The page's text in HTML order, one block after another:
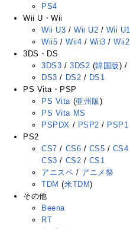
PS4
Wii U・Wii
Wii U3 /Wii U2 / Wii U1
Wii5 /Wii4 / Wii3 /Wii2
3DS・DS
3DS3 /3DS2 (韓国版) /
DS3 / DS2 / DS1
PS Vita・PSP
PS Vita (亜州版)
PS Vita MS
PSPDX / PSP2 / PSP1
PS2
CS7 / CS6 / CS5 / CS4
CS3 / CS2 / CS1
アニスペ / アニメ祭
TDM (米TDM)
その他
Beena
RT